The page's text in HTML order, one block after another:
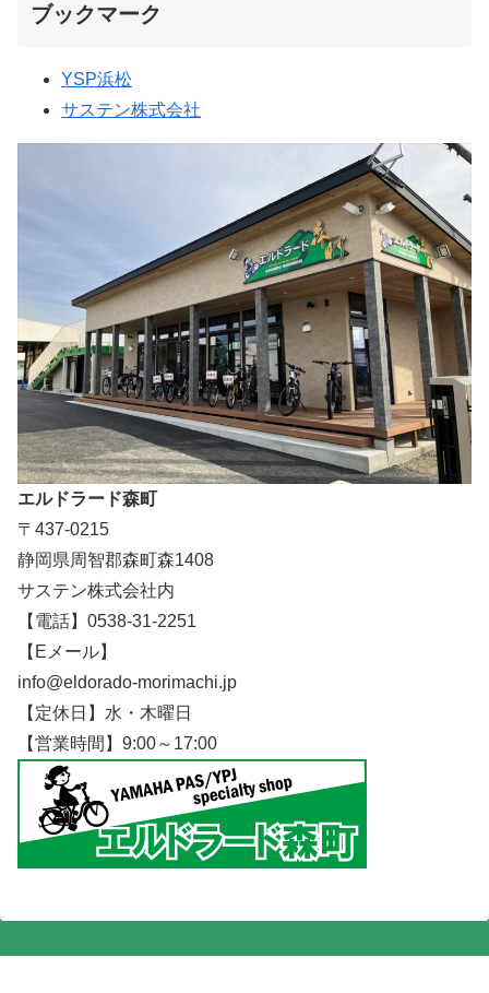
ブックマーク
YSP浜松
サステン株式会社
エルドラード森町
〒437-0215
静岡県周智郡森町森1408
サステン株式会社内
【電話】0538-31-2251
【Eメール】
info@eldorado-morimachi.jp
【定休日】水・木曜日
【営業時間】9:00～17:00